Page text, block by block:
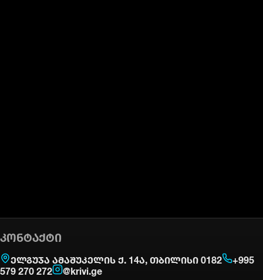
ᲙᲝᲜᲢᲐᲥᲢᲘ
ელგუჯა ამაშუკელის ქ. 14ა, თბილისი 0182 +995
579 270 272 @krivi.ge